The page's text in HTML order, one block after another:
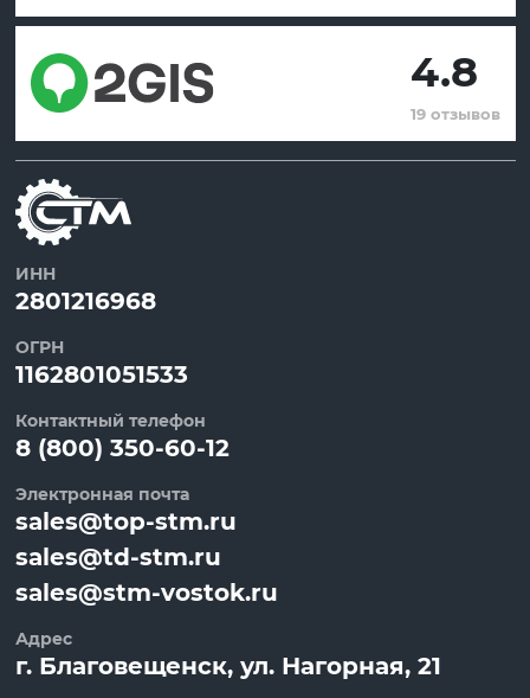
4.8
19 отзывов
ИНН
2801216968
ОГРН
1162801051533
Контактный телефон
8 (800) 350-60-12
Электронная почта
sales@top-stm.ru
sales@td-stm.ru
sales@stm-vostok.ru
Адрес
г. Благовещенск, ул. Нагорная, 21